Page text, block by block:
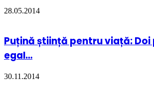
28.05.2014
Puțină știință pentru viață: Doi
egal…
30.11.2014